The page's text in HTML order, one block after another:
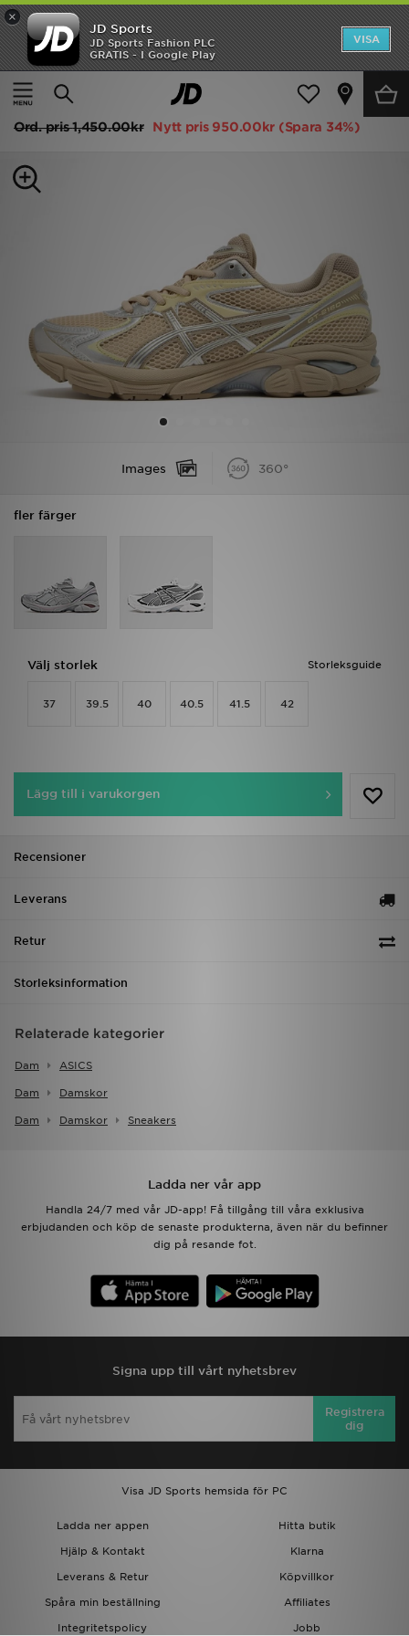
×
JD Sports
JD Sports Fashion PLC
GRATIS - I Google Play
VISA
Hem
Dam Damskor Sneakers
ASICS GT-2160 Dam
Ord. pris1,450.00kr Nytt pris 950.00kr (Spara 34%)
Images 360°
fler färger
Storleksguide
Välj storlek
37 39.5 40 40.5 41.5 42
Lägg till i varukorgen
Recensioner
Leverans
Retur
Storleksinformation
Relaterade kategorier
Dam ASICS
Dam Damskor
Dam Damskor Sneakers
Ladda ner vår app
Handla 24/7 med vår JD-app! Få tillgång till våra exklusiva
erbjudanden och köp de senaste produkterna, även när du befinner
dig på resande fot.
Signa upp till vårt nyhetsbrev
Registrera
dig
Visa JD Sports hemsida för PC
Ladda ner appen
Hitta butik
Hjälp & Kontakt
Klarna
Leverans & Retur
Köpvillkor
Spåra min beställning
Affiliates
Integritetspolicy
Jobb
Hem
Rea
Dam
Bästsäljare
Sport
Kundservice
JD Blogg